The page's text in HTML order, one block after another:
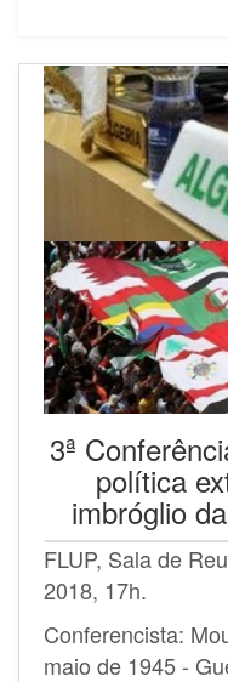
3ª
política
imbróglio
FLUP, Sala de
2018, 17h.
Conferencista:
maio de 1945 -